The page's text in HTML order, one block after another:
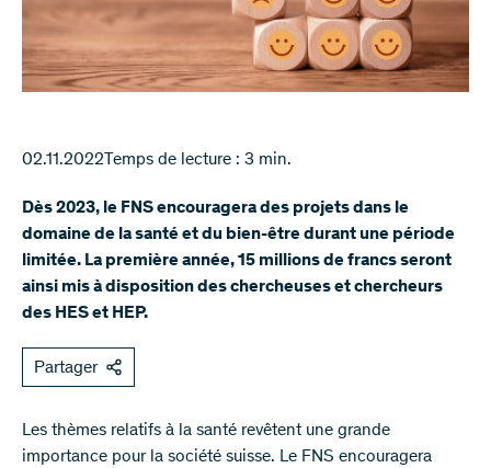
02.11.2022 Temps de lecture : 3 min.
Dès 2023, le FNS encouragera des projets dans le
domaine de la santé et du bien-être durant une période
limitée. La première année, 15 millions de francs seront
ainsi mis à disposition des chercheuses et chercheurs
des HES et HEP.
Partager
Les thèmes relatifs à la santé revêtent une grande
importance pour la société suisse. Le FNS encouragera